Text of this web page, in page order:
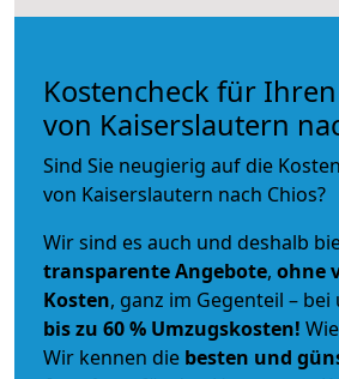
Kostencheck für
von Kaiserslautern
Sind Sie neugierig auf die
von Kaiserslautern nach Chios?
Wir sind es auch und deshalb
transparente Angebote, ohne
Kosten, ganz im Gegenteil – bei
bis zu 60 % Umzugskosten!
Wir kennen die besten und